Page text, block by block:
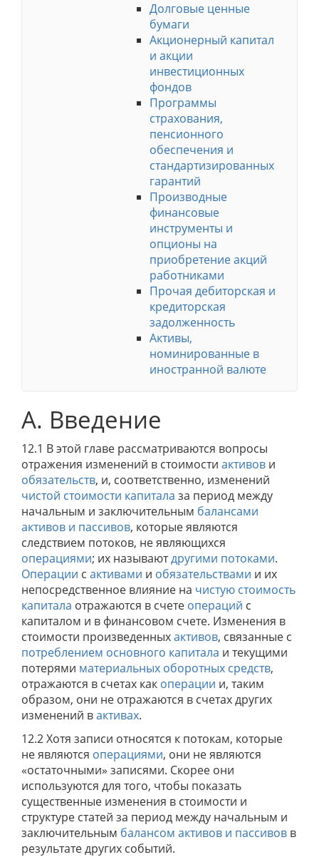
Долговые ценные
бумаги
Акционерный капитал
и акции
инвестиционных
фондов
Программы
страхования,
пенсионного
обеспечения и
стандартизированных
гарантий
Производные
финансовые
инструменты и
опционы на
приобретение акций
работниками
Прочая дебиторская и
кредиторская
задолженность
Активы,
номинированные в
иностранной валюте
A. Введение
12.1 В этой главе рассматриваются вопросы
отражения изменений в стоимости активов и
обязательств, и, соответственно, изменений
чистой стоимости капитала за период между
начальным и заключительным балансами
активов и пассивов, которые являются
следствием потоков, не являющихся
операциями; их называютдругими потоками.
Операции с активами и обязательствами и их
непосредственное влияние на чистую стоимость
капитала отражаются в счете операций с
капиталом и в финансовом счете. Изменения в
стоимости произведенныхактивов, связанные с
потреблением основного капитала и текущими
потерями материальных оборотных средств,
отражаются в счетах как операции и, таким
образом, они не отражаются в счетах других
изменений вактивах.
12.2 Хотя записи относятся к потокам, которые
не являются операциями, они не являются
«остаточными» записями. Скорее они
используются для того, чтобы показать
существенные изменения в стоимости и
структуре статей за период между начальным и
заключительным балансом активов и пассивов в
результате других событий.